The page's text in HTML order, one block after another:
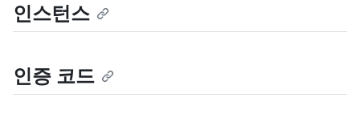
인스턴스
인증 코드